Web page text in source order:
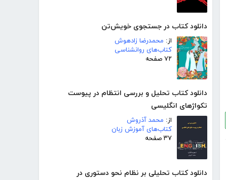
دانلود کتاب در جستجوی خویش‌تن
از: محمدرضا زادهوش
کتاب‌های روانشناسی
۷۲ صفحه
دانلود کتاب تحلیل و بررسی انتظام در پیوست
تکواژهای انگلیسی
از: محمد آذروش
کتاب‌های آموزش زبان
۳۷ صفحه
دانلود کتاب تحلیلی بر نظام نحو دستوری در